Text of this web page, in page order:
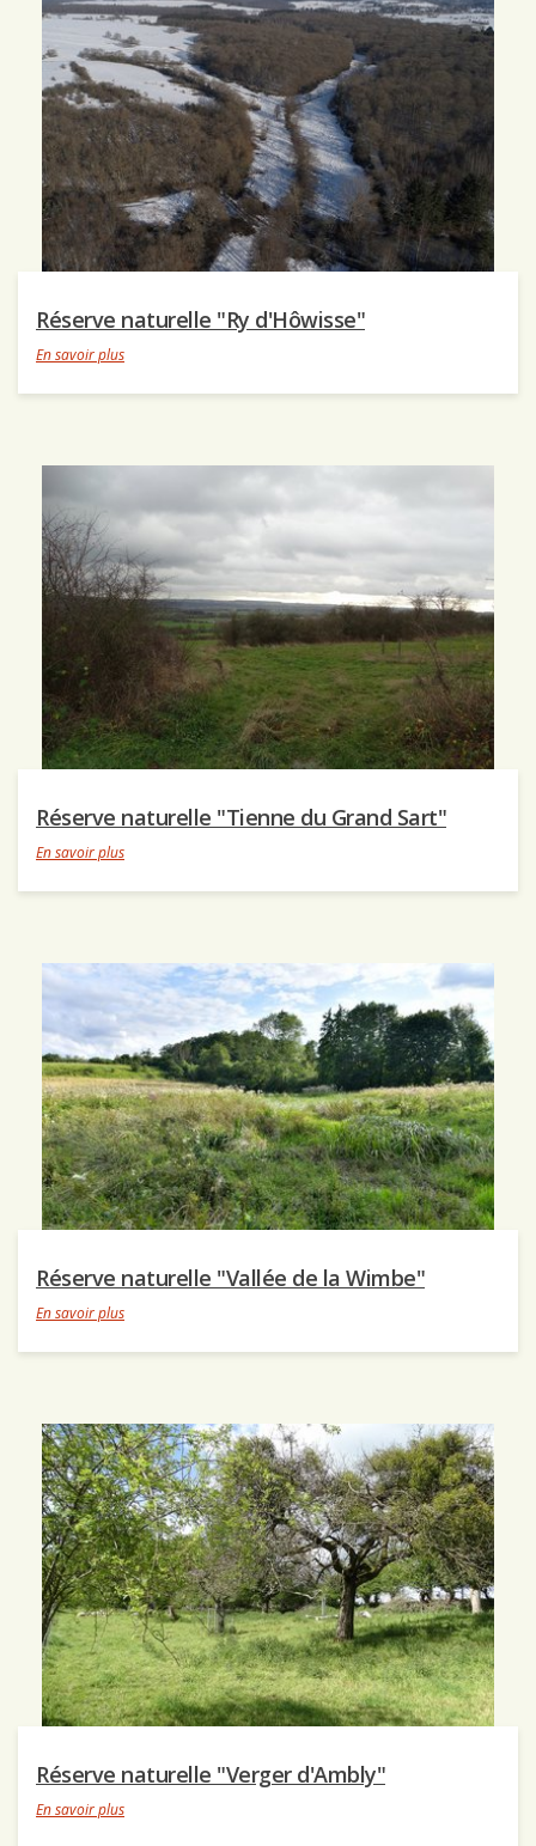
Réserve naturelle "Ry d'Hôwisse"
En savoir plus
Réserve naturelle "Tienne du Grand Sart"
En savoir plus
Réserve naturelle "Vallée de la Wimbe"
En savoir plus
Réserve naturelle "Verger d'Ambly"
En savoir plus